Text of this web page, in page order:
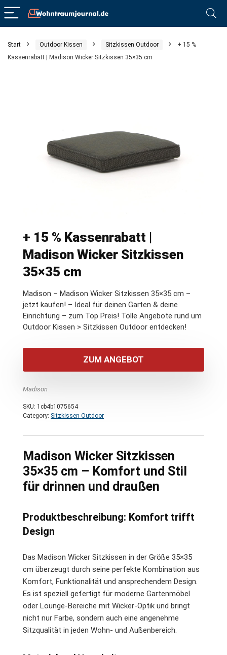
Start Outdoor Kissen Sitzkissen Outdoor
+ 15 %
Kassenrabatt | Madison Wicker Sitzkissen 35×35 cm
+ 15 % Kassenrabatt |
Madison Wicker Sitzkissen
35×35 cm
Madison – Madison Wicker Sitzkissen 35×35 cm –
jetzt kaufen! – Ideal für deinen Garten & deine
Einrichtung – zum Top Preis! Tolle Angebote rund um
Outdoor Kissen > Sitzkissen Outdoor entdecken!
ZUM ANGEBOT
Madison
SKU: 1cb4b1075654
Category: Sitzkissen Outdoor
Madison Wicker Sitzkissen
35×35 cm – Komfort und Stil
für drinnen und draußen
Produktbeschreibung: Komfort trifft
Design
Das Madison Wicker Sitzkissen in der Größe 35×35
cm überzeugt durch seine perfekte Kombination aus
Komfort, Funktionalität und ansprechendem Design.
Es ist speziell gefertigt für moderne Gartenmöbel
oder Lounge-Bereiche mit Wicker-Optik und bringt
nicht nur Farbe, sondern auch eine angenehme
Sitzqualität in jeden Wohn- und Außenbereich.